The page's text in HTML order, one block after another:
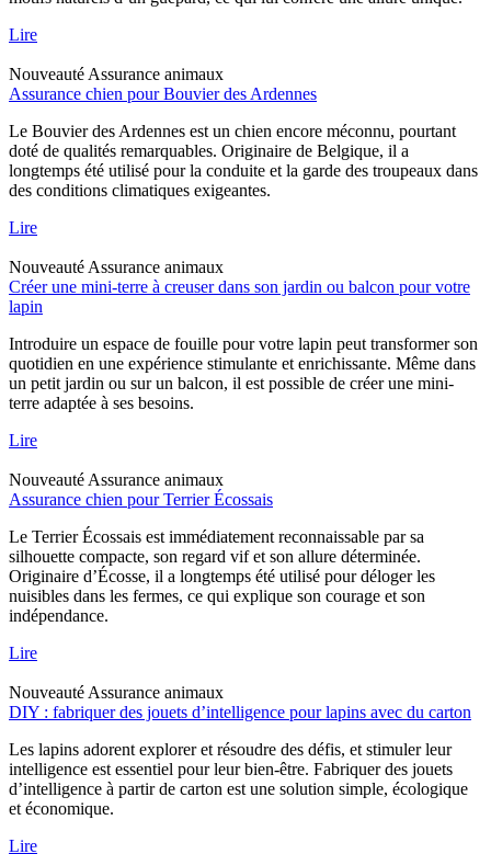
Lire
Nouveauté Assurance animaux
Assurance chien pour Bouvier des Ardennes
Le Bouvier des Ardennes est un chien encore méconnu, pourtant
doté de qualités remarquables. Originaire de Belgique, il a
longtemps été utilisé pour la conduite et la garde des troupeaux dans
des conditions climatiques exigeantes.
Lire
Nouveauté Assurance animaux
Créer une mini-terre à creuser dans son jardin ou balcon pour votre
lapin
Introduire un espace de fouille pour votre lapin peut transformer son
quotidien en une expérience stimulante et enrichissante. Même dans
un petit jardin ou sur un balcon, il est possible de créer une mini-
terre adaptée à ses besoins.
Lire
Nouveauté Assurance animaux
Assurance chien pour Terrier Écossais
Le Terrier Écossais est immédiatement reconnaissable par sa
silhouette compacte, son regard vif et son allure déterminée.
Originaire d’Écosse, il a longtemps été utilisé pour déloger les
nuisibles dans les fermes, ce qui explique son courage et son
indépendance.
Lire
Nouveauté Assurance animaux
DIY : fabriquer des jouets d’intelligence pour lapins avec du carton
Les lapins adorent explorer et résoudre des défis, et stimuler leur
intelligence est essentiel pour leur bien-être. Fabriquer des jouets
d’intelligence à partir de carton est une solution simple, écologique
et économique.
Lire